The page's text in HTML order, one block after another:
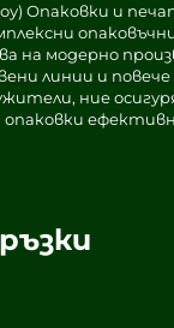
Опаковки и
на модерно
линии и
ние